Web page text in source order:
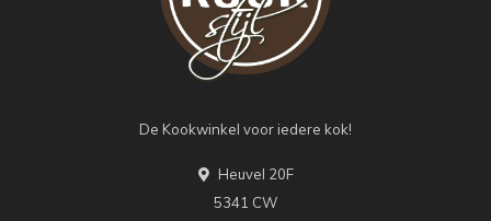
De Kookwinkel voor iedere kok!
Heuvel 20F
5341 CW